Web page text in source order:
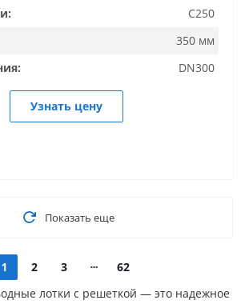
C250
350 мм
DN300
Узнать цену
Показать еще
1 2 3
62
лотки с решеткой — это надежное